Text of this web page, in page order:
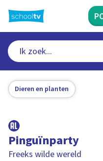
naar
hoofdinhoud
Dieren en planten
Pinguïnparty
Freeks wilde wereld